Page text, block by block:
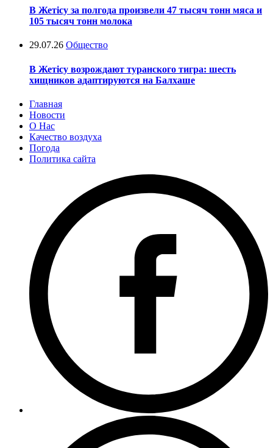
В Жетісу за полгода произвели 47 тысяч тонн мяса и
105 тысяч тонн молока
29.07.26 Общество
В Жетісу возрождают туранского тигра: шесть
хищников адаптируются на Балхаше
Главная
Новости
О Нас
Качество воздуха
Погода
Политика сайта